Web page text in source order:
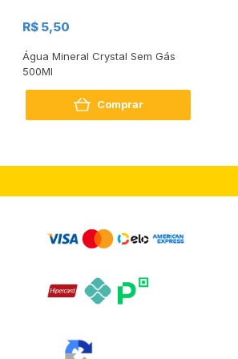
R$ 5,50
Água Mineral Crystal Sem Gás
500Ml
Comprar